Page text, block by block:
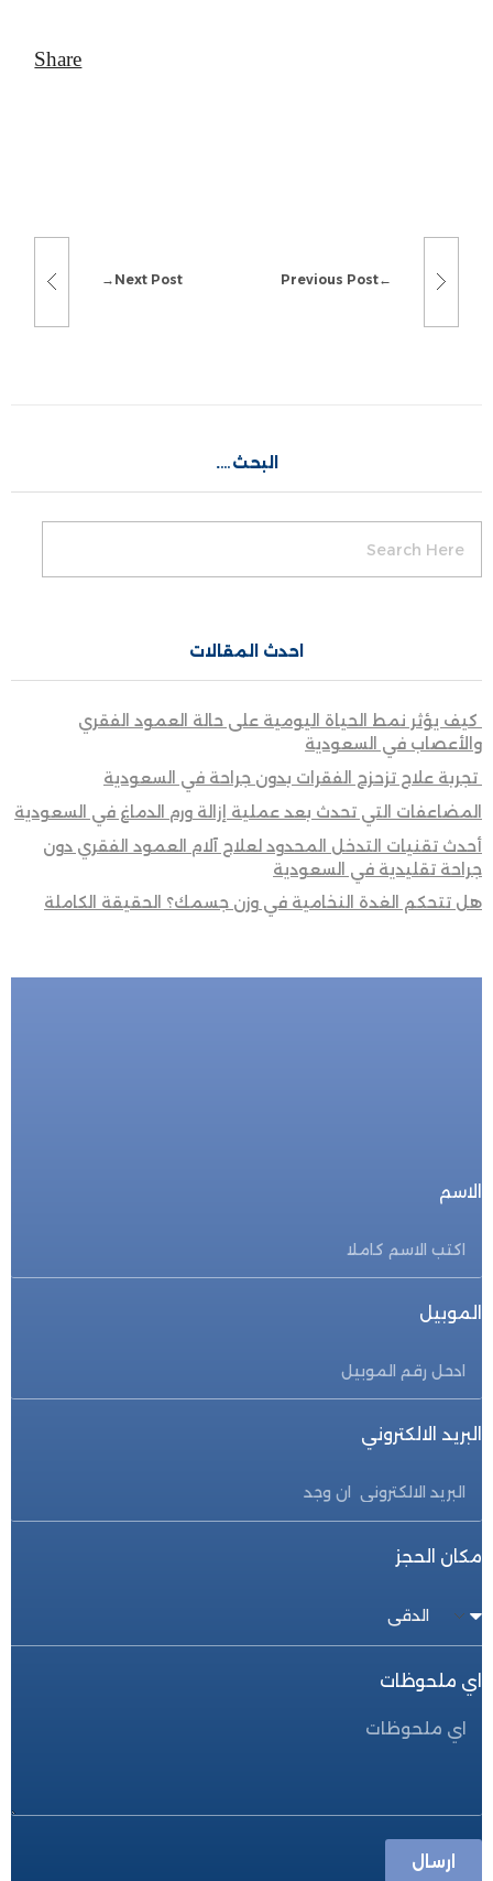
Previous Post
Next Post
البحث….
احدث المقالات
كيف يؤثر نمط الحياة اليومية على حالة العمود الفقري
والأعصاب في السعودية
تجربة علاج تزحزح الفقرات بدون جراحة في السعودية
المضاعفات التي تحدث بعد عملية إزالة ورم الدماغ في السعودية
أحدث تقنيات التدخل المحدود لعلاج آلام العمود الفقري دون
جراحة تقليدية في السعودية
هل تتحكم الغدة النخامية في وزن جسمك؟ الحقيقة الكاملة
الاسم
الموبيل
البريد الالكتروني
مكان الحجز
اي ملحوظات
ارسال